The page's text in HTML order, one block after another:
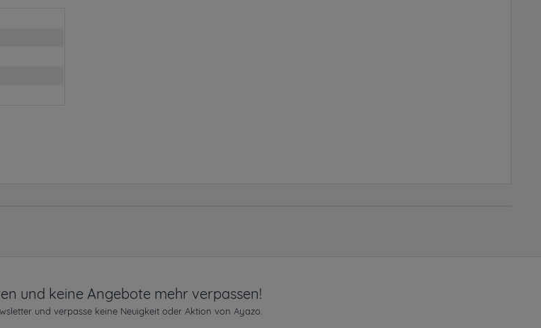
und keine Angebote mehr verpassen!
und verpasse keine Neuigkeit oder Aktion von Ayazo.